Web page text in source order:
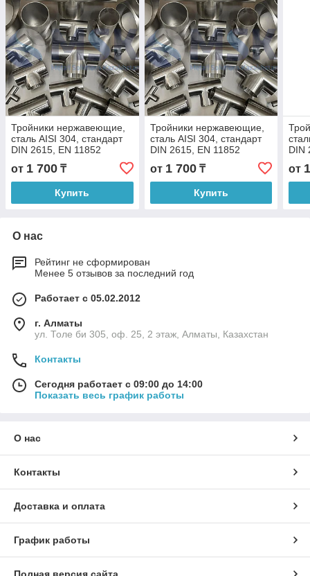
Тройники нержавеющие,
сталь AISI 304, стандарт
DIN 2615, EN 11852
от 1 700 ₸
Купить
Тройники нержавеющие,
сталь AISI 304, стандарт
DIN 2615, EN 11852
от 1 700₸
Купить
DIN
от
О нас
Рейтинг не сформирован
Менее 5 отзывов за последний год
Работает с 05.02.2012
г. Алматы
ул. Толе би 305, оф. 25, 2 этаж, Алматы, Казахстан
Контакты
Сегодня работает с 09:00 до 14:00
Показать весь график работы
О нас
Контакты
Доставка и оплата
График работы